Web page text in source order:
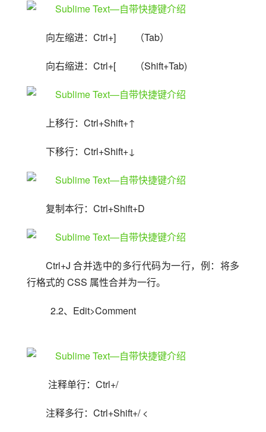
向左缩进：Ctrl+]　　（Tab）
向右缩进：Ctrl+[　　（Shift+Tab)
上移行：Ctrl+Shift+↑
下移行：Ctrl+Shift+↓
复制本行：Ctrl+Shift+D
Ctrl+J 合并选中的多行代码为一行，例：将多
行格式的 CSS 属性合并为一行。
  2.2、Edit>Comment
注释单行：Ctrl+/
注释多行：Ctrl+Shift+/ <